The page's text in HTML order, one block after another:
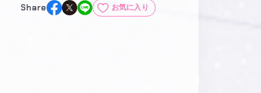
Share お気に入り